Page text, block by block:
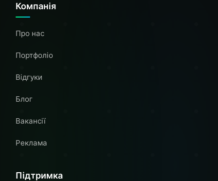
Компанія
Про нас
Портфоліо
Відгуки
Блог
Вакансії
Реклама
Підтримка